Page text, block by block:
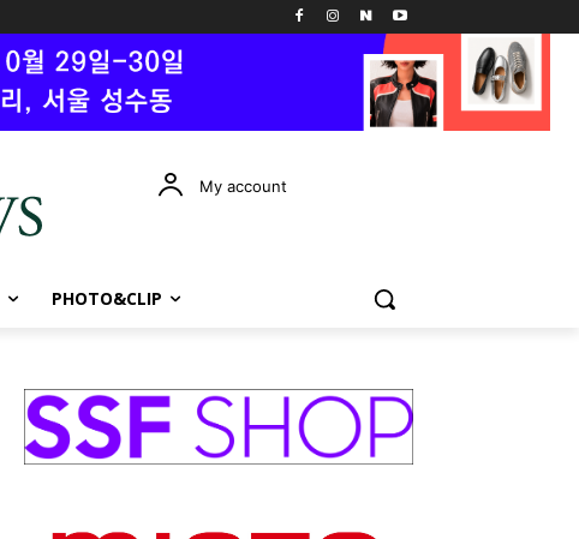
My account
PHOTO&CLIP